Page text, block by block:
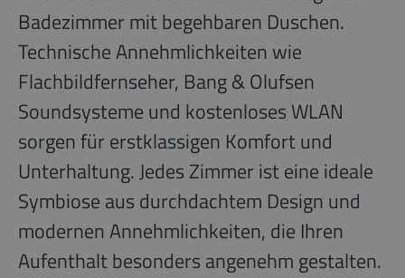
Badezimmer mit begehbaren Duschen.
Technische Annehmlichkeiten wie
Flachbildfernseher, Bang & Olufsen
Soundsysteme und kostenloses WLAN
sorgen für erstklassigen Komfort und
Unterhaltung. Jedes Zimmer ist eine ideale
Symbiose aus durchdachtem Design und
modernen Annehmlichkeiten, die Ihren
Aufenthalt besonders angenehm gestalten.